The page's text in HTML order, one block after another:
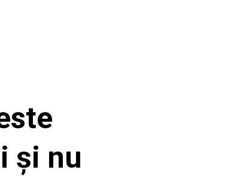
și nu